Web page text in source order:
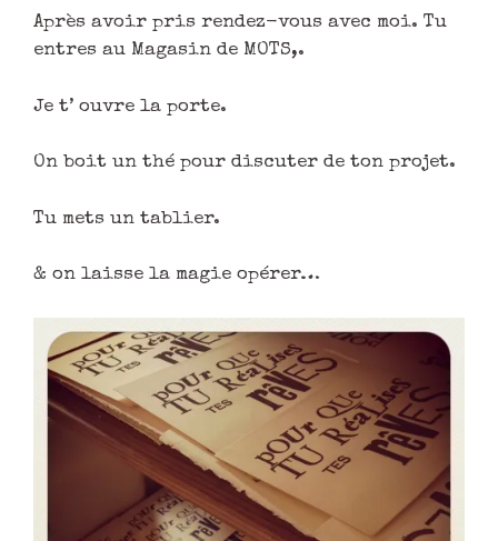
Après avoir pris rendez-vous avec moi. Tu
entres au Magasin de MOTS,.
Je t’ ouvre la porte.
On boit un thé pour discuter de ton projet.
Tu mets un tablier.
& on laisse la magie opérer…